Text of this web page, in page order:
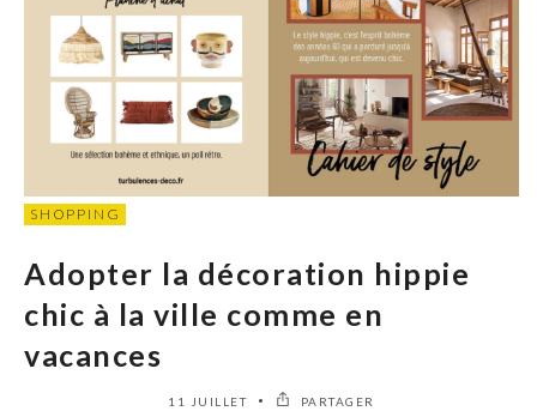
SHOPPING
Adopter la décoration hippie
chic à la ville comme en
vacances
11 JUILLET PARTAGER